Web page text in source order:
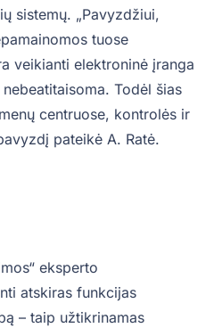
sistemų. „Pavyzdžiui,
tuose
veikianti elektroninė įranga
Todėl šias
centruose, kontrolės ir
pateikė A. Ratė.
eksperto
atskiras funkcijas
– taip užtikrinamas